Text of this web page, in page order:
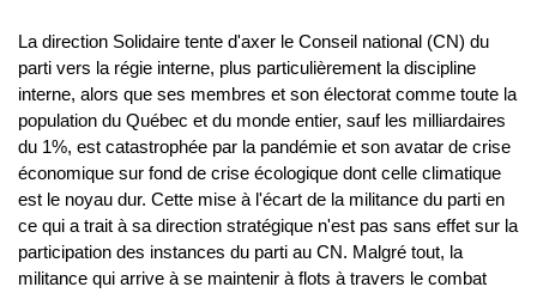
La direction Solidaire tente d'axer le Conseil national (CN) du
parti vers la régie interne, plus particulièrement la discipline
interne, alors que ses membres et son électorat comme toute la
population du Québec et du monde entier, sauf les milliardaires
du 1%, est catastrophée par la pandémie et son avatar de crise
économique sur fond de crise écologique dont celle climatique
est le noyau dur. Cette mise à l'écart de la militance du parti en
ce qui a trait à sa direction stratégique n'est pas sans effet sur la
participation des instances du parti au CN. Malgré tout, la
militance qui arrive à se maintenir à flots à travers le combat